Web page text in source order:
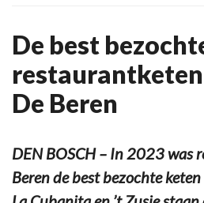
De best
De Beren
DEN BOSCH – In 2023 was
Beren de best bezochte